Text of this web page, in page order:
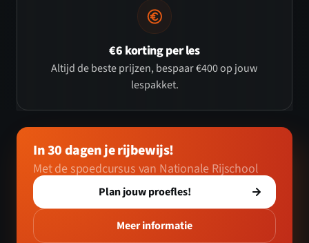
€6 korting per les
Altijd de beste prijzen, bespaar €400 op jouw
lespakket.
In 30 dagen je rijbewijs!
Met de spoedcursus van Nationale Rijschool
Plan jouw proefles!
Meer informatie